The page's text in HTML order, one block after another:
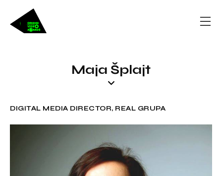
Maja Šplajt
DIGITAL MEDIA DIRECTOR, REAL GRUPA